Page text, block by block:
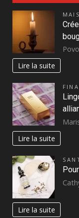
Lire la suite
Lire la suite
Lire la suite